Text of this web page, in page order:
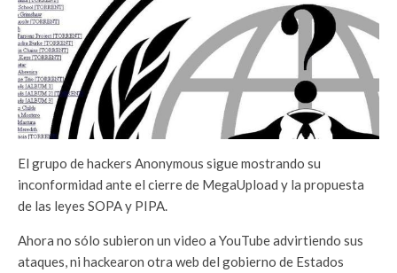
El grupo de hackers Anonymous sigue mostrando su
inconformidad ante el cierre de MegaUpload y la propuesta
de las leyes SOPA y PIPA.
Ahora no sólo subieron un video a YouTube advirtiendo sus
ataques, ni hackearon otra web del gobierno de Estados